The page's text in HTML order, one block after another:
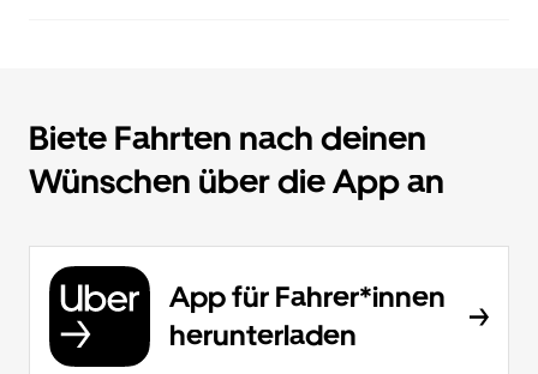
Biete Fahrten nach deinen
Wünschen über die App an
App für Fahrer*innen
herunterladen